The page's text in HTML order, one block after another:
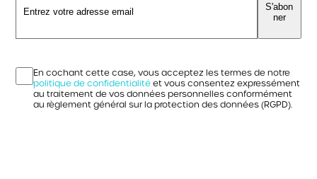
En cochant cette case, vous acceptez les termes de notre
politique de confidentialité et vous consentez expressément
au traitement de vos données personnelles conformément
au règlement général sur la protection des données (RGPD).
S'abon
ner